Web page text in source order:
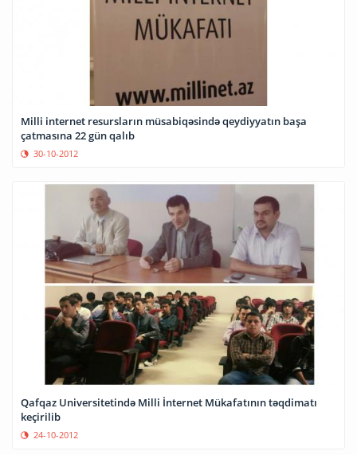
Milli internet resursların müsabiqəsində qeydiyyatın başa
çatmasına 22 gün qalıb
30-10-2012
Qafqaz Universitetində Milli İnternet Mükafatının təqdimatı
keçirilib
24-10-2012